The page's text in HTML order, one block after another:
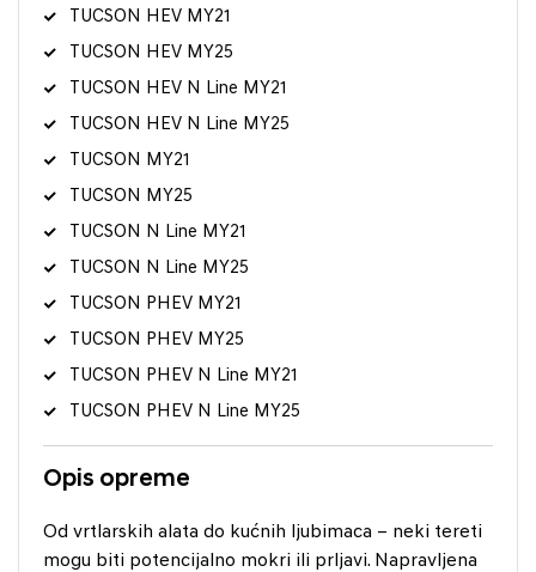
TUCSON HEV MY21
TUCSON HEV MY25
TUCSON HEV N Line MY21
TUCSON HEV N Line MY25
TUCSON MY21
TUCSON MY25
TUCSON N Line MY21
TUCSON N Line MY25
TUCSON PHEV MY21
TUCSON PHEV MY25
TUCSON PHEV N Line MY21
TUCSON PHEV N Line MY25
Opis opreme
Od vrtlarskih alata do kućnih ljubimaca – neki tereti
mogu biti potencijalno mokri ili prljavi. Napravljena